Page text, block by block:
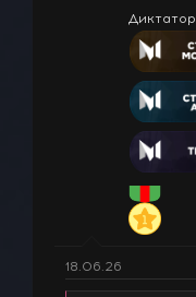
Диктатор
18.06.26